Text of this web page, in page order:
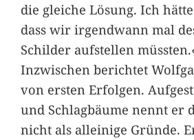
die gleiche Lösung. Ich
dass wir irgendwann mal
Schilder aufstellen
Inzwischen berichtet
von ersten Erfolgen.
und Schlagbäume nennt er
nicht als alleinige Gründe.